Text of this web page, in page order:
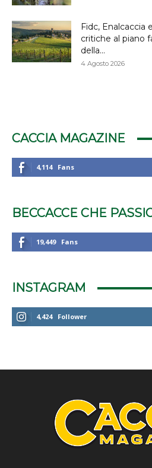
Fidc, Enalcaccia
critiche al piano
della...
4 Agosto 2026
CACCIA MAGAZINE
4,114 Fans
BECCACCE CHE
19,449 Fans
INSTAGRAM
4,424 Follower